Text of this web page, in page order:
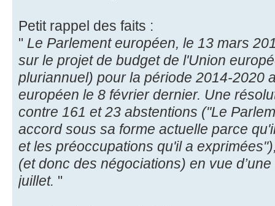
Petit rappel des faits :
" Le Parlement européen, le 13 mars
sur le projet de budget de l'Union
pluriannuel) pour la période 2014-2020
européen le 8 février dernier. Une
contre 161 et 23 abstentions ("Le
accord sous sa forme actuelle parce
et les préoccupations qu'il a
(et donc des négociations) en vue
juillet. "